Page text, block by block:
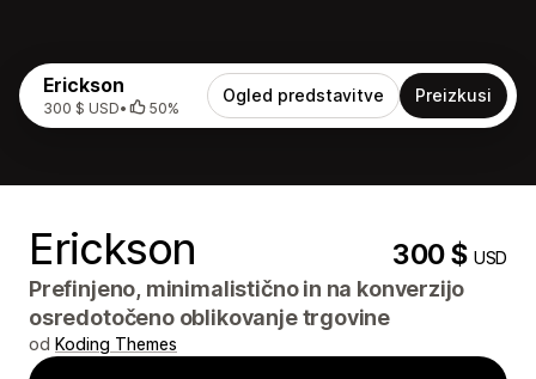
Erickson
300 $ USD• 50%
Ogled predstavitve Preizkusi
Erickson 300 $USD
Prefinjeno, minimalistično in na konverzijo
osredotočeno oblikovanje trgovine
od Koding Themes